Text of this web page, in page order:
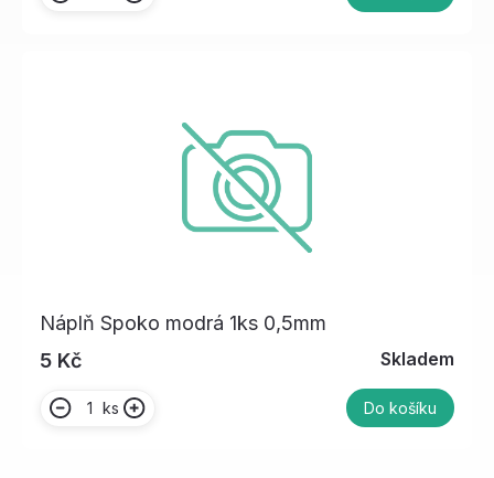
Náplň Spoko modrá 1ks 0,5mm
5 Kč
Skladem
ks Do košíku